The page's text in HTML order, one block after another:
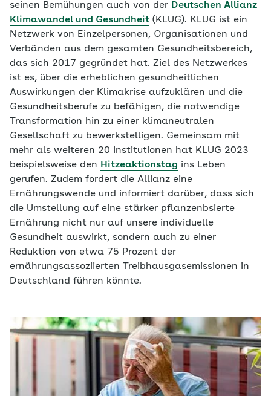
seinen Bemühungen auch von der Deutschen Allianz
Klimawandel und Gesundheit (KLUG). KLUG ist ein
Netzwerk von Einzelpersonen, Organisationen und
Verbänden aus dem gesamten Gesundheitsbereich,
das sich 2017 gegründet hat. Ziel des Netzwerkes
ist es, über die erheblichen gesundheitlichen
Auswirkungen der Klimakrise aufzuklären und die
Gesundheitsberufe zu befähigen, die notwendige
Transformation hin zu einer klimaneutralen
Gesellschaft zu bewerkstelligen. Gemeinsam mit
mehr als weiteren 20 Institutionen hat KLUG 2023
beispielsweise den Hitzeaktionstag ins Leben
gerufen. Zudem fordert die Allianz eine
Ernährungswende und informiert darüber, dass sich
die Umstellung auf eine stärker pflanzenbsierte
Ernährung nicht nur auf unsere individuelle
Gesundheit auswirkt, sondern auch zu einer
Reduktion von etwa 75 Prozent der
ernährungsassoziierten Treibhausgasemissionen in
Deutschland führen könnte.